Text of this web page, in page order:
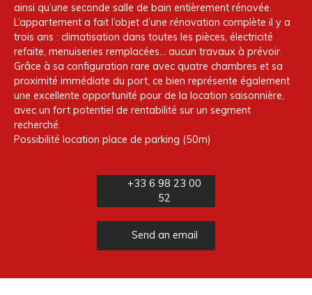
ainsi qu’une seconde salle de bain entièrement rénovée.
L’appartement a fait l’objet d’une rénovation complète il y a
trois ans : climatisation dans toutes les pièces, électricité
refaite, menuiseries remplacées… aucun travaux à prévoir.
Grâce à sa configuration rare avec quatre chambres et sa
proximité immédiate du port, ce bien représente également
une excellente opportunité pour de la location saisonnière,
avec un fort potentiel de rentabilité sur un segment
recherché.
Possibilité location place de parking (50m)
+33 6 98 23 00
52
Send an email